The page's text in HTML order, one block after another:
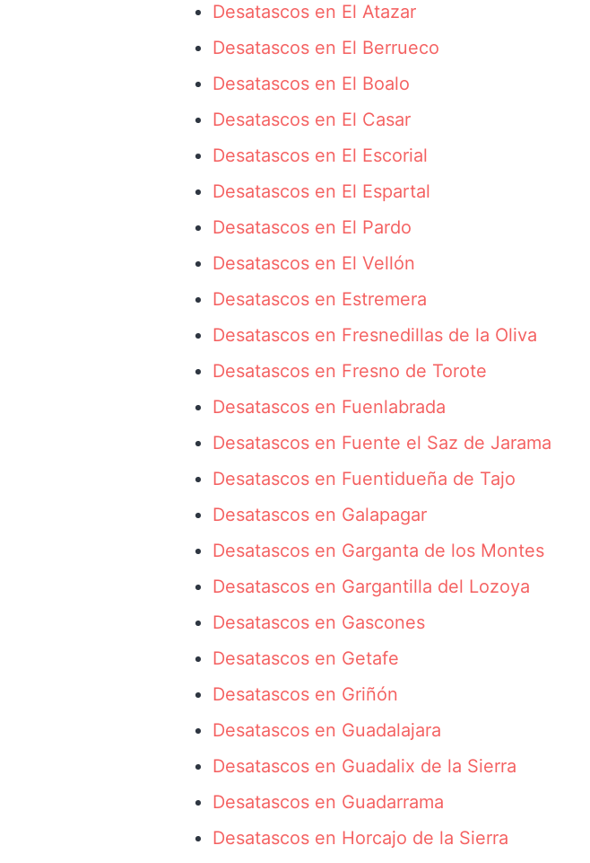
Desatascos en El Atazar
Desatascos en El Berrueco
Desatascos en El Boalo
Desatascos en El Casar
Desatascos en El Escorial
Desatascos en El Espartal
Desatascos en El Pardo
Desatascos en El Vellón
Desatascos en Estremera
Desatascos en Fresnedillas de la Oliva
Desatascos en Fresno de Torote
Desatascos en Fuenlabrada
Desatascos en Fuente el Saz de Jarama
Desatascos en Fuentidueña de Tajo
Desatascos en Galapagar
Desatascos en Garganta de los Montes
Desatascos en Gargantilla del Lozoya
Desatascos en Gascones
Desatascos en Getafe
Desatascos en Griñón
Desatascos en Guadalajara
Desatascos en Guadalix de la Sierra
Desatascos en Guadarrama
Desatascos en Horcajo de la Sierra